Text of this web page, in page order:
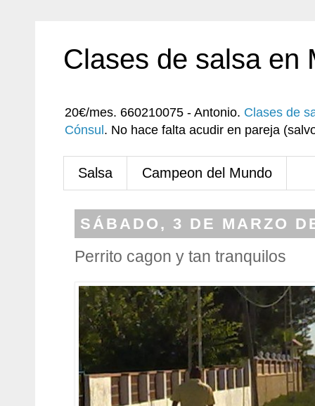
Clases de salsa en
20€/mes. 660210075 - Antonio. Clases de
Cónsul . No hace falta acudir en pareja
Salsa Campeon del Mundo
SÁBADO, 3 DE MARZO
Perrito cagon y tan tranquilos